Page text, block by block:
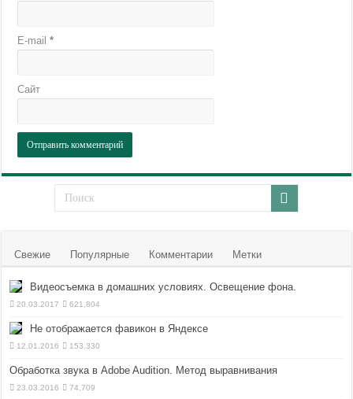
E-mail*
Сайт
Свежие Популярные Комментарии Метки
Видеосъемка в домашних условиях. Освещение фона.
20.03.2017 621,804
Не отображается фавикон в Яндексе
12.01.2016 153,330
Обработка звука в Adobe Audition. Метод выравнивания
23.03.2016 74,709